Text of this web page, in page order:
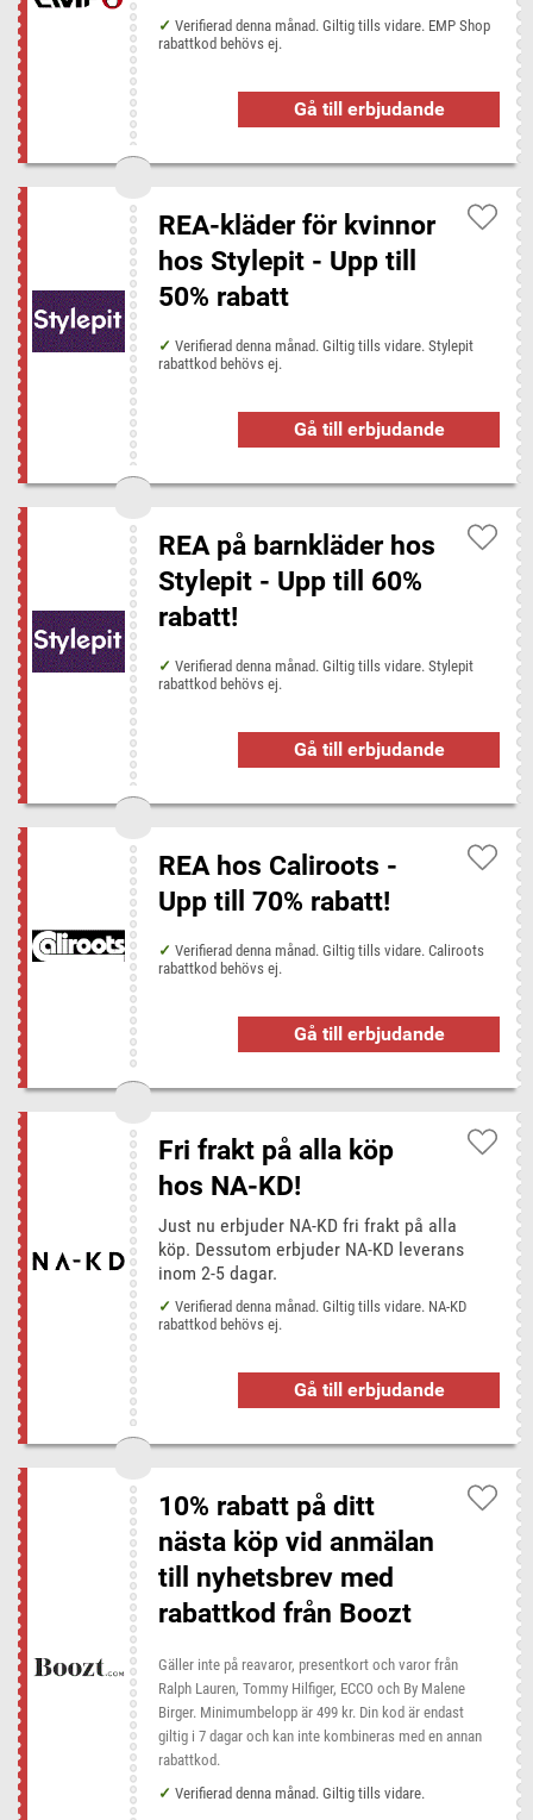
Verifierad denna månad. Giltig tills vidare. EMP Shop
rabattkod behövs ej.
Gå till erbjudande
REA-kläder för kvinnor
hos Stylepit - Upp till
50% rabatt
Verifierad denna månad. Giltig tills vidare. Stylepit
rabattkod behövs ej.
Gå till erbjudande
REA på barnkläder hos
Stylepit - Upp till 60%
rabatt!
Verifierad denna månad. Giltig tills vidare. Stylepit
rabattkod behövs ej.
Gå till erbjudande
REA hos Caliroots -
Upp till 70% rabatt!
Verifierad denna månad. Giltig tills vidare. Caliroots
rabattkod behövs ej.
Gå till erbjudande
Fri frakt på alla köp
hos NA-KD!
Just nu erbjuder NA-KD fri frakt på alla
köp. Dessutom erbjuder NA-KD leverans
inom 2-5 dagar.
Verifierad denna månad. Giltig tills vidare. NA-KD
rabattkod behövs ej.
Gå till erbjudande
10% rabatt på ditt
nästa köp vid anmälan
till nyhetsbrev med
rabattkod från Boozt
Gäller inte på reavaror, presentkort och varor från
Ralph Lauren, Tommy Hilfiger, ECCO och By Malene
Birger. Minimumbelopp är 499 kr. Din kod är endast
giltig i 7 dagar och kan inte kombineras med en annan
rabattkod.
Verifierad denna månad. Giltig tills vidare.